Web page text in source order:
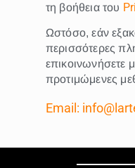
τη βοήθεια του
Ωστόσο, εάν
περισσότερες
επικοινωνήσετε
προτιμώμενες
Email: